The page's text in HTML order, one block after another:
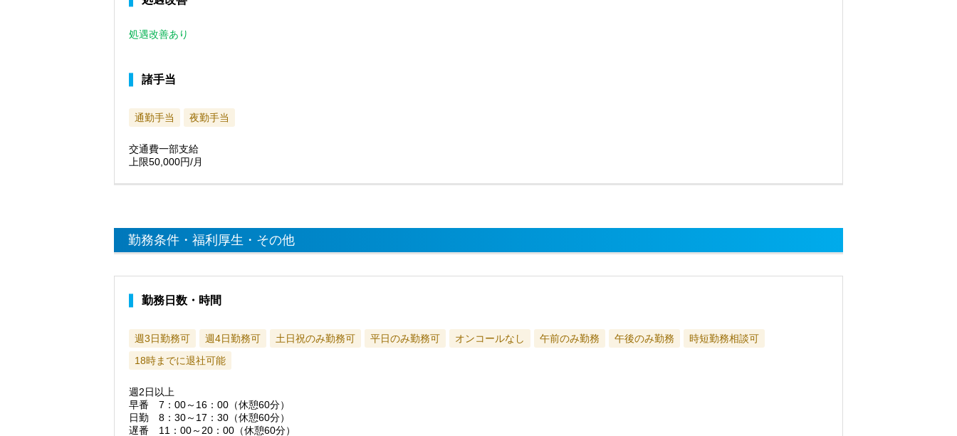
処遇改善あり
諸手当
通勤手当 夜勤手当
交通費一部支給
上限50,000円/月
勤務条件・福利厚生・その他
勤務日数・時間
週3日勤務可 週4日勤務可 土日祝のみ勤務可 平日のみ勤務可 オンコールなし 午前のみ勤務 午後のみ勤務
時短勤務相談可
18時までに退社可能
週2日以上
早番 7：00～16：00（休憩60分）
日勤 8：30～17：30（休憩60分）
遅番 11：00～20：00（休憩60分）